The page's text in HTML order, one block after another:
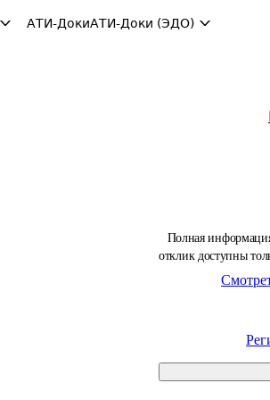
АТИ-ДокиАТИ-Доки (ЭДО)
Полная
отклик доступны